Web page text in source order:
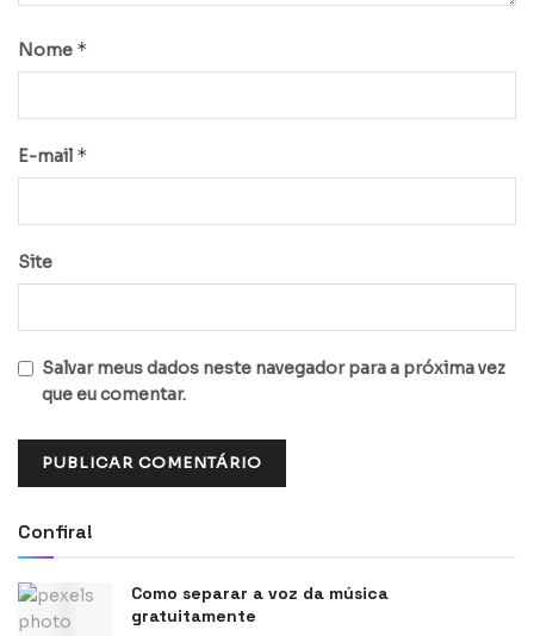
Nome *
E-mail *
Site
Salvar meus dados neste navegador para a próxima vez
que eu comentar.
Confira!
Como separar a voz da música
gratuitamente